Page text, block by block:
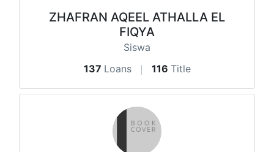
ZHAFRAN AQEEL ATHALLA EL
FIQYA
Siswa
137 Loans 116 Title